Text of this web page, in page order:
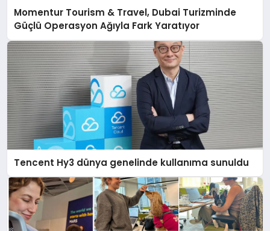
Momentur Tourism & Travel, Dubai Turizminde
Güçlü Operasyon Ağıyla Fark Yaratıyor
Tencent Hy3 dünya genelinde kullanıma sunuldu